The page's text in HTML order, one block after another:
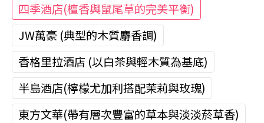
四季酒店(檀香與鼠尾草的完美平衡)
JW萬豪 (典型的木質麝香調)
香格里拉酒店 (以白茶與輕木質為基底)
半島酒店(檸檬尤加利搭配茉莉與玫瑰)
東方文華(帶有層次豐富的草本與淡淡菸草香)